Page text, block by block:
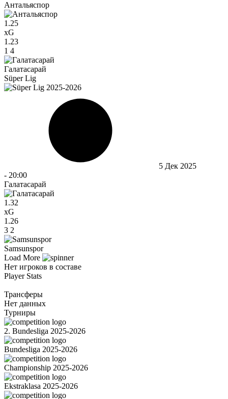
Антальяспор
1.25
xG
1.23
1 4
Галатасарай
Süper Lig
5 Дек 2025
- 20:00
Галатасарай
1.32
xG
1.26
3 2
Samsunspor
Load More
Нет игроков в составе
Player Stats
Трансферы
Нет данных
Турниры
2. Bundesliga 2025-2026
Bundesliga 2025-2026
Championship 2025-2026
Ekstraklasa 2025-2026